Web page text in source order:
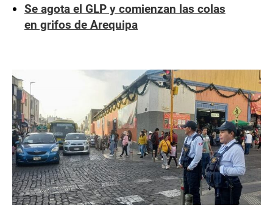
Se agota el GLP y comienzan las colas
en grifos de Arequipa